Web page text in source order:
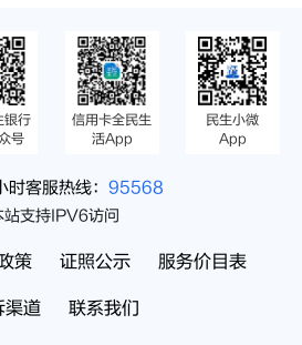
银行
号
信用卡全民生
活App
民生小微
App
时客服热线： 95568
站支持IPV6访问
策 证照公示 服务价目表
渠道 联系我们